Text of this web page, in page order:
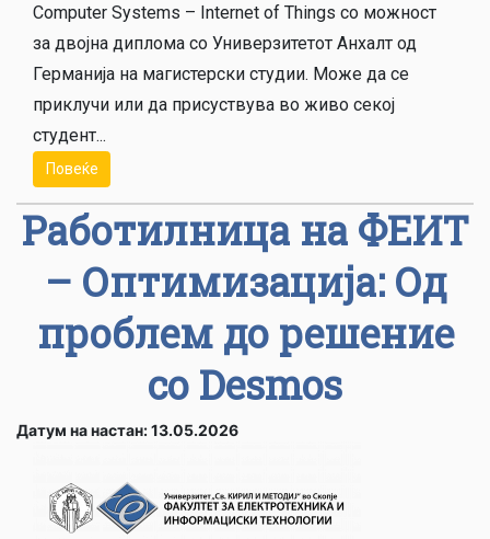
Computer Systems – Internet of Things со можност
за двојна диплома со Универзитетот Анхалт од
Германија на магистерски студии. Може да се
приклучи или да присуствува во живо секој
студент...
Повеќе
Работилница на ФЕИТ
– Оптимизација: Од
проблем до решение
со Desmos
Датум на настан: 13.05.2026